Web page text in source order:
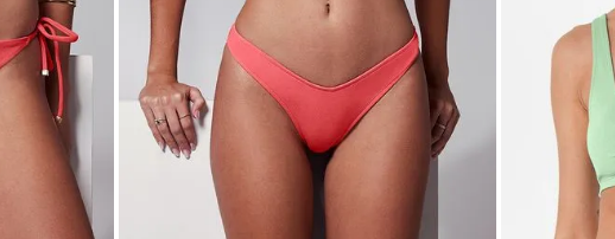
Top Alças Finas E
Top Bojo Comfort